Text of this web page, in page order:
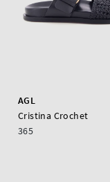
AGL
Cristina Crochet
365